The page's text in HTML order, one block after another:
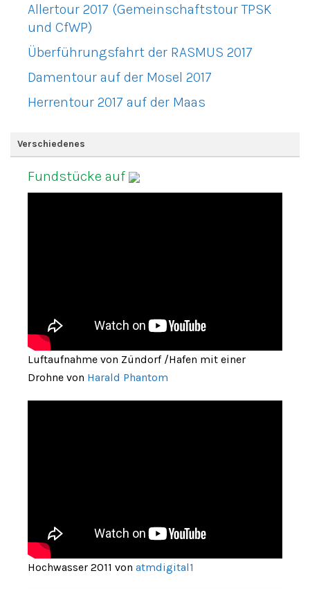
Allertour 2017 (Gemeinschaftstour TPSK
und CfWP)
Überführungsfahrt der RASMUS 2017
Damentour auf der Mosel 2017
Herrentour 2017 auf der Maas
Verschiedenes
Fundstücke auf
Luftaufnahme von Zündorf /Hafen mit einer
Drohne von Harald Phantom
Hochwasser 2011 von atmdigital1